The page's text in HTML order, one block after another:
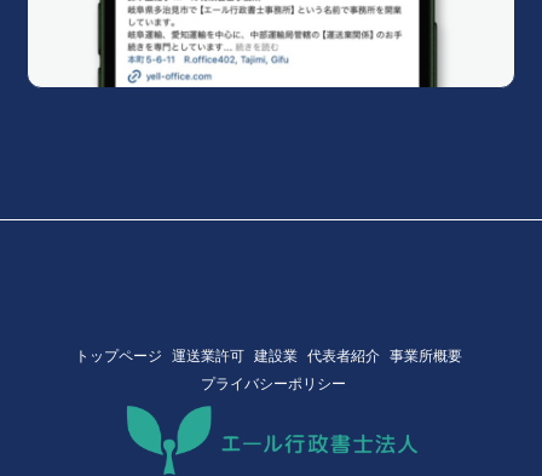
トップページ 運送業許可 建設業 代表者紹介 事業所概要
プライバシーポリシー